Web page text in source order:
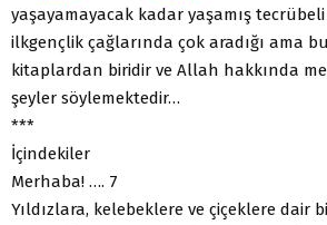
yaşayamayacak kadar yaşamış tecrübeli
ilkgençlik çağlarında çok aradığı ama
kitaplardan biridir ve Allah hakkında
şeyler söylemektedir…
***
İçindekiler
Merhaba! …. 7
Yıldızlara, kelebeklere ve çiçeklere dair